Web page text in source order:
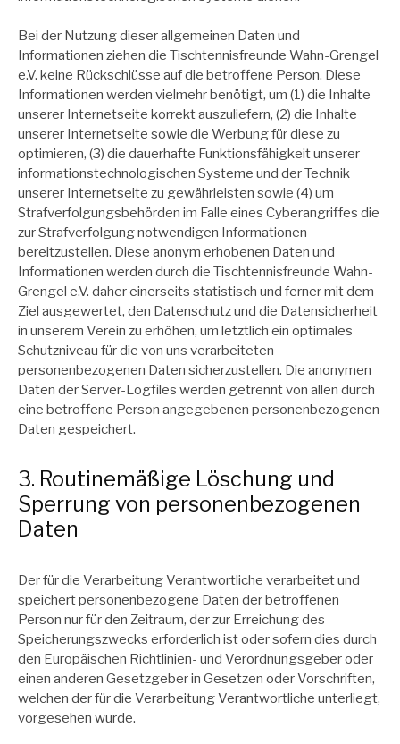
Bei der Nutzung dieser allgemeinen Daten und
Informationen ziehen die Tischtennisfreunde Wahn-Grengel
e.V. keine Rückschlüsse auf die betroffene Person. Diese
Informationen werden vielmehr benötigt, um (1) die Inhalte
unserer Internetseite korrekt auszuliefern, (2) die Inhalte
unserer Internetseite sowie die Werbung für diese zu
optimieren, (3) die dauerhafte Funktionsfähigkeit unserer
informationstechnologischen Systeme und der Technik
unserer Internetseite zu gewährleisten sowie (4) um
Strafverfolgungsbehörden im Falle eines Cyberangriffes die
zur Strafverfolgung notwendigen Informationen
bereitzustellen. Diese anonym erhobenen Daten und
Informationen werden durch die Tischtennisfreunde Wahn-
Grengel e.V. daher einerseits statistisch und ferner mit dem
Ziel ausgewertet, den Datenschutz und die Datensicherheit
in unserem Verein zu erhöhen, um letztlich ein optimales
Schutzniveau für die von uns verarbeiteten
personenbezogenen Daten sicherzustellen. Die anonymen
Daten der Server-Logfiles werden getrennt von allen durch
eine betroffene Person angegebenen personenbezogenen
Daten gespeichert.
3. Routinemäßige Löschung und
Sperrung von personenbezogenen
Daten
Der für die Verarbeitung Verantwortliche verarbeitet und
speichert personenbezogene Daten der betroffenen
Person nur für den Zeitraum, der zur Erreichung des
Speicherungszwecks erforderlich ist oder sofern dies durch
den Europäischen Richtlinien- und Verordnungsgeber oder
einen anderen Gesetzgeber in Gesetzen oder Vorschriften,
welchen der für die Verarbeitung Verantwortliche unterliegt,
vorgesehen wurde.